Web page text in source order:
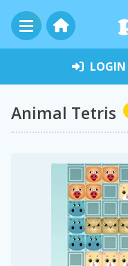
LOGIN
Animal Tetris